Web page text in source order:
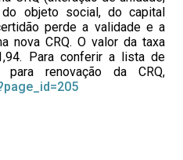
objeto social, do capital
perde a validade e a
nova CRQ. O valor da taxa
Para conferir a lista de
para renovação da CRQ,